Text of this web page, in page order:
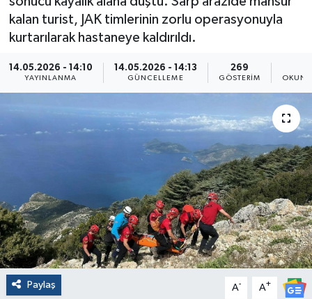
kalan turist, JAK timlerinin zorlu operasyonuyla
kurtarılarak hastaneye kaldırıldı.
14.05.2026 - 14:10
YAYINLANMA
14.05.2026 - 14:13
GÜNCELLEME
269
GÖSTERIM
Paylaş A- A+